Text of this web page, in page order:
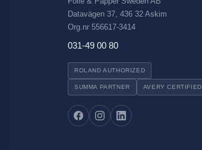
Datavägen 37, 436 32 Askim
Org.nr 556617-3414
031-49 00 80
ROLAND AUTHORIZED
SUMMA PARTNER AVERY CERTIFIED